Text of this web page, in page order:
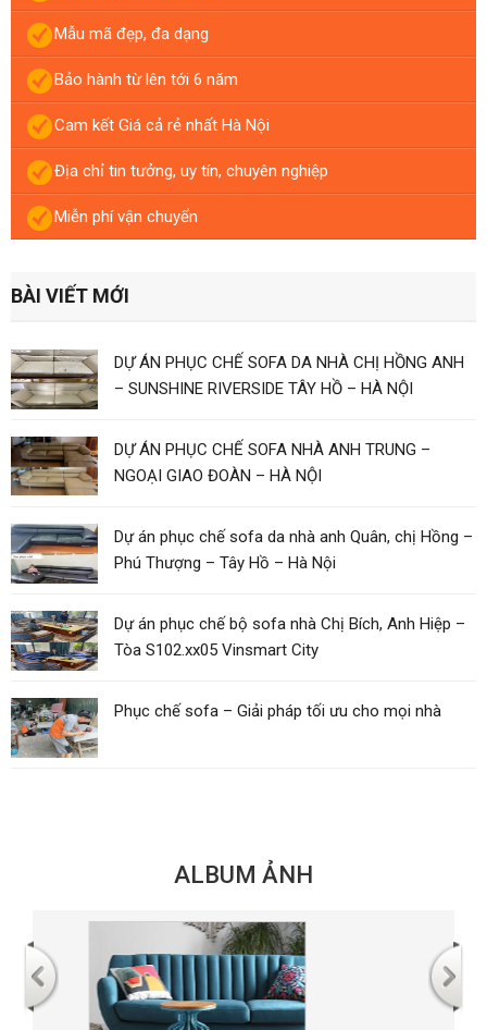
Mẫu mã đẹp, đa dạng
Bảo hành từ lên tới 6 năm
Cam kết Giá cả rẻ nhất Hà Nội
Địa chỉ tin tưởng, uy tín, chuyên nghiệp
Miễn phí vận chuyển
BÀI VIẾT MỚI
DỰ ÁN PHỤC CHẾ SOFA DA NHÀ CHỊ HỒNG ANH
– SUNSHINE RIVERSIDE TÂY HỒ – HÀ NỘI
DỰ ÁN PHỤC CHẾ SOFA NHÀ ANH TRUNG –
NGOẠI GIAO ĐOÀN – HÀ NỘI
Dự án phục chế sofa da nhà anh Quân, chị Hồng –
Phú Thượng – Tây Hồ – Hà Nội
Dự án phục chế bộ sofa nhà Chị Bích, Anh Hiệp –
Tòa S102.xx05 Vinsmart City
Phục chế sofa – Giải pháp tối ưu cho mọi nhà
ALBUM ẢNH